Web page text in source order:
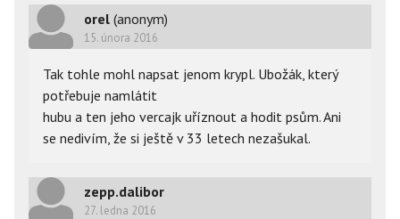
orel (anonym)
15. února 2016
Tak tohle mohl napsat jenom krypl. Ubožák, který
potřebuje namlátit
hubu a ten jeho vercajk uříznout a hodit psům. Ani
se nedivím, že si ještě v 33 letech nezašukal.
zepp.dalibor
27. ledna 2016